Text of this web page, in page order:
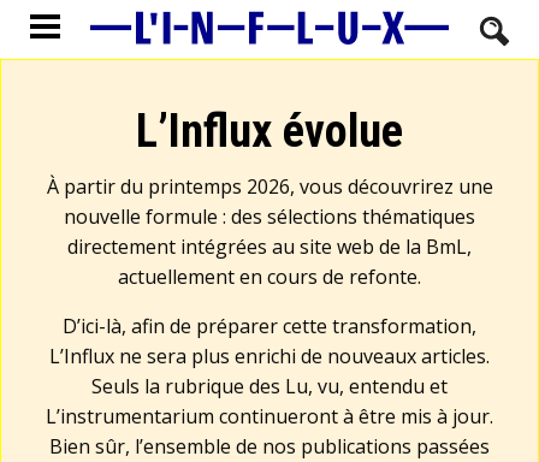
L’Influx évolue
À partir du printemps 2026, vous découvrirez une
nouvelle formule : des sélections thématiques
directement intégrées au site web de la BmL,
actuellement en cours de refonte.
D’ici-là, afin de préparer cette transformation,
L’Influx ne sera plus enrichi de nouveaux articles.
Seuls la rubrique des Lu, vu, entendu et
L’instrumentarium continueront à être mis à jour.
Bien sûr, l’ensemble de nos publications passées